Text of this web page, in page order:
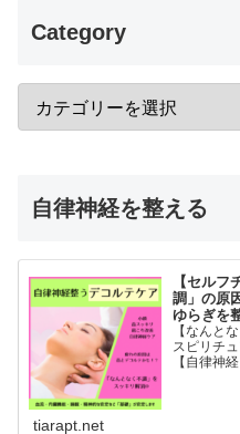
Category
自律神経を整える
【セル
調」の原
ゆらぎを
【なんと
スピリチ
【自律神
tiarapt.net